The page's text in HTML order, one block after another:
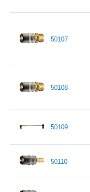
50107
50108
50109
50110